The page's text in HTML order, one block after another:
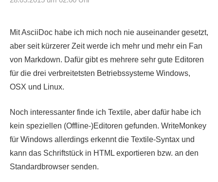
Mit AsciiDoc habe ich mich noch nie auseinander gesetzt,
aber seit kürzerer Zeit werde ich mehr und mehr ein Fan
von Markdown. Dafür gibt es mehrere sehr gute Editoren
für die drei verbreitetsten Betriebssysteme Windows,
OSX und Linux.
Noch interessanter finde ich Textile, aber dafür habe ich
kein speziellen (Offline-)Editoren gefunden. WriteMonkey
für Windows allerdings erkennt die Textile-Syntax und
kann das Schriftstück in HTML exportieren bzw. an den
Standardbrowser senden.